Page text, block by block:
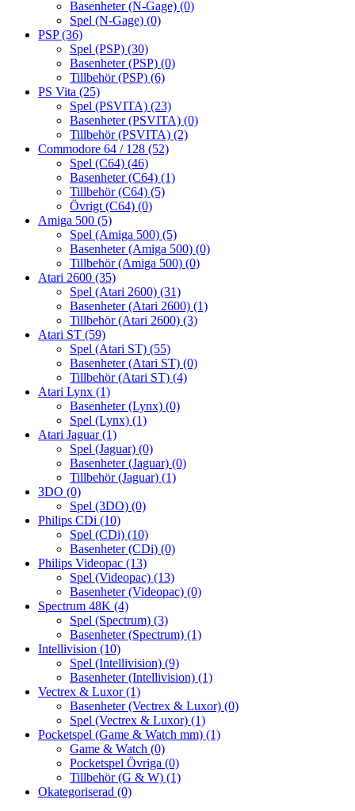
Basenheter (N-Gage) (0)
Spel (N-Gage) (0)
PSP(36)
Spel (PSP) (30)
Basenheter (PSP) (0)
Tillbehör (PSP) (6)
PS Vita (25)
Spel (PSVITA) (23)
Basenheter (PSVITA) (0)
Tillbehör (PSVITA) (2)
Commodore 64 / 128 (52)
Spel (C64) (46)
Basenheter (C64) (1)
Tillbehör (C64) (5)
Övrigt (C64) (0)
Amiga 500 (5)
Spel (Amiga 500) (5)
Basenheter (Amiga 500) (0)
Tillbehör (Amiga 500) (0)
Atari 2600 (35)
Spel (Atari 2600) (31)
Basenheter (Atari 2600) (1)
Tillbehör (Atari 2600) (3)
Atari ST (59)
Spel (Atari ST) (55)
Basenheter (Atari ST) (0)
Tillbehör (Atari ST) (4)
Atari Lynx (1)
Basenheter (Lynx) (0)
Spel (Lynx) (1)
Atari Jaguar(1)
Spel (Jaguar) (0)
Basenheter (Jaguar) (0)
Tillbehör (Jaguar) (1)
3DO (0)
Spel (3DO) (0)
Philips CDi (10)
Spel (CDi) (10)
Basenheter (CDi) (0)
Philips Videopac (13)
Spel (Videopac) (13)
Basenheter (Videopac) (0)
Spectrum 48K (4)
Spel (Spectrum) (3)
Basenheter (Spectrum) (1)
Intellivision (10)
Spel (Intellivision) (9)
Basenheter (Intellivision) (1)
Vectrex & Luxor(1)
Basenheter (Vectrex & Luxor) (0)
Spel (Vectrex & Luxor) (1)
Pocketspel (Game & Watch mm) (1)
Game & Watch (0)
Pocketspel Övriga (0)
Tillbehör (G & W) (1)
Okategoriserad (0)